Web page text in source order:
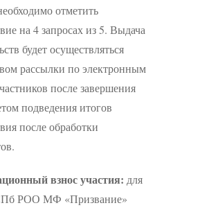
отметить
на 4 запросах из 5. Выдача
будет осуществляться
рассылки по электронным
после завершения
подведения итогов
после обработки
взнос участия: для
РОО МФ «Призвание»